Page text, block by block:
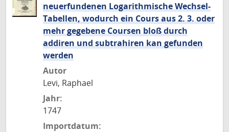
neuerfundenen Logarithmische Wechsel-
Tabellen, wodurch ein Cours aus 2. 3. oder
mehr gegebene Coursen bloß durch
addiren und subtrahiren kan gefunden
werden
Autor
Levi, Raphael
Jahr:
1747
Importdatum: